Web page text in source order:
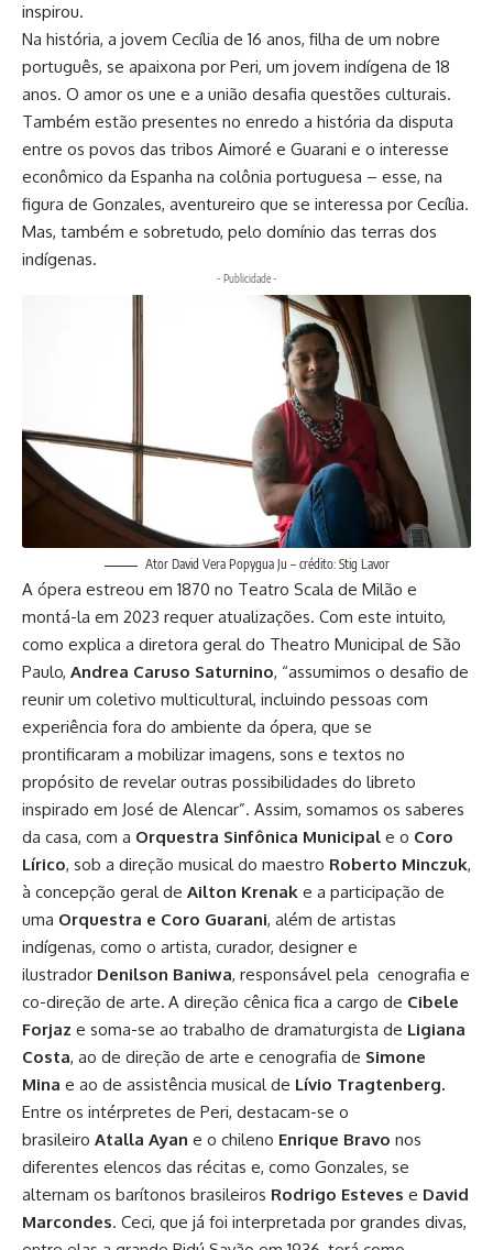
inspirou.
Na história, a jovem Cecília de 16 anos, filha de um nobre
português, se apaixona por Peri, um jovem indígena de 18
anos. O amor os une e a união desafia questões culturais.
Também estão presentes no enredo a história da disputa
entre os povos das tribos Aimoré e Guarani e o interesse
econômico da Espanha na colônia portuguesa – esse, na
figura de Gonzales, aventureiro que se interessa por Cecília.
Mas, também e sobretudo, pelo domínio das terras dos
indígenas.
- Publicidade -
Ator David Vera Popygua Ju – crédito: Stig Lavor
A ópera estreou em 1870 no Teatro Scala de Milão e
montá-la em 2023 requer atualizações. Com este intuito,
como explica a diretora geral do Theatro Municipal de São
Paulo, Andrea Caruso Saturnino, “assumimos o desafio de
reunir um coletivo multicultural, incluindo pessoas com
experiência fora do ambiente da ópera, que se
prontificaram a mobilizar imagens, sons e textos no
propósito de revelar outras possibilidades do libreto
inspirado em José de Alencar”. Assim, somamos os saberes
da casa, com a Orquestra Sinfônica Municipal e o Coro
Lírico, sob a direção musical do maestro Roberto Minczuk,
à concepção geral de Ailton Krenak e a participação de
uma Orquestra e Coro Guarani, além de artistas
indígenas, como o artista, curador, designer e
ilustrador Denilson Baniwa, responsável pela cenografia e
co-direção de arte. A direção cênica fica a cargo de Cibele
Forjaz e soma-se ao trabalho de dramaturgista de Ligiana
Costa, ao de direção de arte e cenografia de Simone
Mina e ao de assistência musical de Lívio Tragtenberg.
Entre os intérpretes de Peri, destacam-se o
brasileiro Atalla Ayan e o chileno Enrique Bravo nos
diferentes elencos das récitas e, como Gonzales, se
alternam os barítonos brasileiros Rodrigo Esteves e David
Marcondes. Ceci, que já foi interpretada por grandes divas,